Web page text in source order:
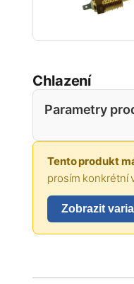
Chlazení
Parametry
Tento produkt
prosím konkrétní
Zobrazit